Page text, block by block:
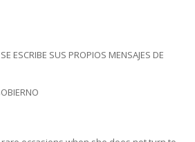
ESCRIBE SUS PROPIOS MENSAJES DE